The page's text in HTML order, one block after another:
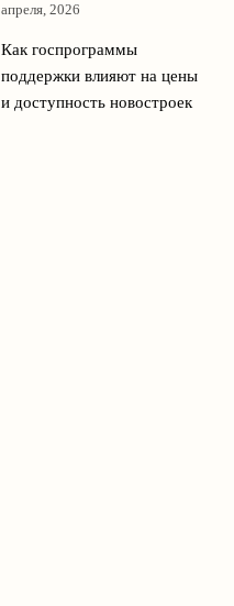
апреля, 2026
Как госпрограммы
поддержки влияют на цены
и доступность новостроек